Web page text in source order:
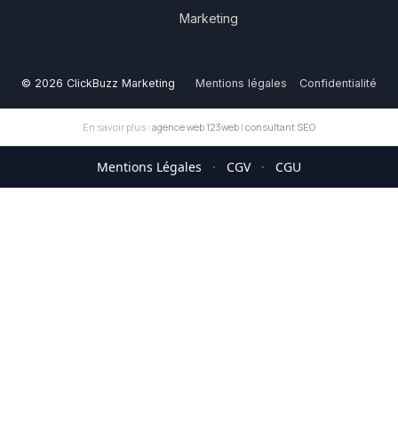
Marketing
© 2026 ClickBuzz Marketing Mentions légales Confidentialité
En savoir plus : agence web 123web | consultant SEO
Mentions Légales · CGV · CGU